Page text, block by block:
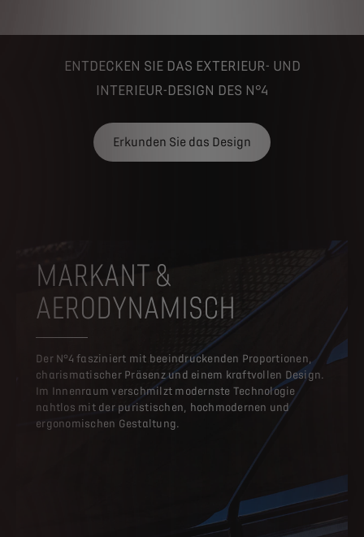
ENTDECKEN SIE DAS EXTERIEUR- UND
INTERIEUR-DESIGN DES N°4
Erkunden Sie das Design
MARKANT &
AERODYNAMISCH
Der N°4 fasziniert mit beeindruckenden Proportionen,
charismatischer Präsenz und einem kraftvollen Design.
Im Innenraum verschmilzt modernste Technologie
nahtlos mit der puristischen, hochmodernen und
ergonomischen Gestaltung.